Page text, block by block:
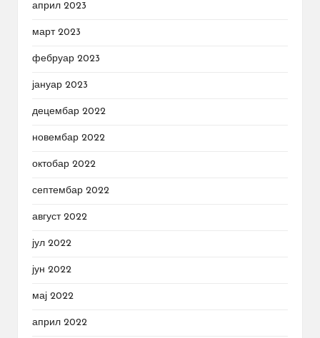
април 2023
март 2023
фебруар 2023
јануар 2023
децембар 2022
новембар 2022
октобар 2022
септембар 2022
август 2022
јул 2022
јун 2022
мај 2022
април 2022